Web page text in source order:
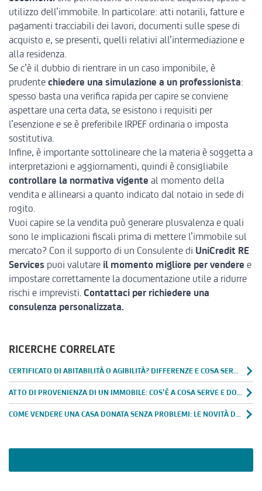
RICERCHE CORRELATE
CERTIFICATO DI ABITABILITÀ O AGIBILITÀ? DIFFERENZE E COSA SERVE PER VENDERE CASA
ATTO DI PROVENIENZA DI UN IMMOBILE: COS’È A COSA SERVE E DOVE RICHIEDERLO
COME VENDERE UNA CASA DONATA SENZA PROBLEMI: LE NOVITÀ DELLA NUOVA LEGGE
utilizzo dell’immobile. In particolare: atti notarili, fatture e
pagamenti tracciabili dei lavori, documenti sulle spese di
acquisto e, se presenti, quelli relativi all’intermediazione e
alla residenza.
Se c’è il dubbio di rientrare in un caso imponibile, è
prudente chiedere una simulazione a un professionista:
spesso basta una verifica rapida per capire se conviene
aspettare una certa data, se esistono i requisiti per
l’esenzione e se è preferibile IRPEF ordinaria o imposta
sostitutiva.
Infine, è importante sottolineare che la materia è soggetta a
interpretazioni e aggiornamenti, quindi è consigliabile
controllare la normativa vigente al momento della
vendita e allinearsi a quanto indicato dal notaio in sede di
rogito.
Vuoi capire se la vendita può generare plusvalenza e quali
sono le implicazioni fiscali prima di mettere l’immobile sul
mercato? Con il supporto di un Consulente di UniCredit RE
Services puoi valutare il momento migliore per vendere e
impostare correttamente la documentazione utile a ridurre
rischi e imprevisti. Contattaci per richiedere una
consulenza personalizzata.